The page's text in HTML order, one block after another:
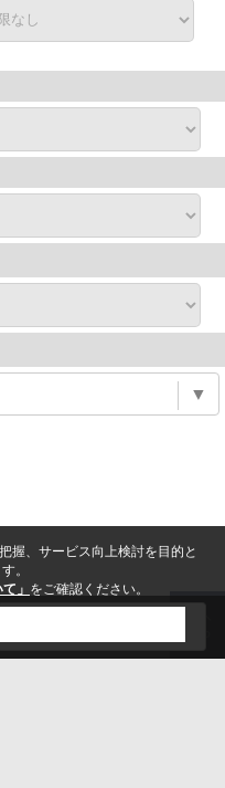
▼
握、サービス向上検討を目的と
。
」 をご確認ください。